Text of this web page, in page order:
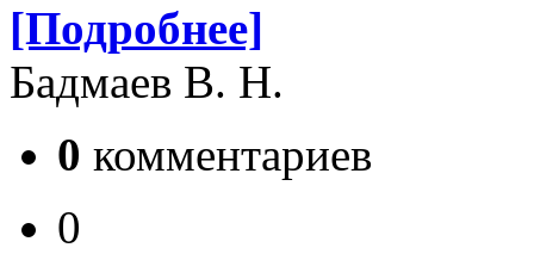
[Подробнее]
Бадмаев В. Н.
0 комментариев
0